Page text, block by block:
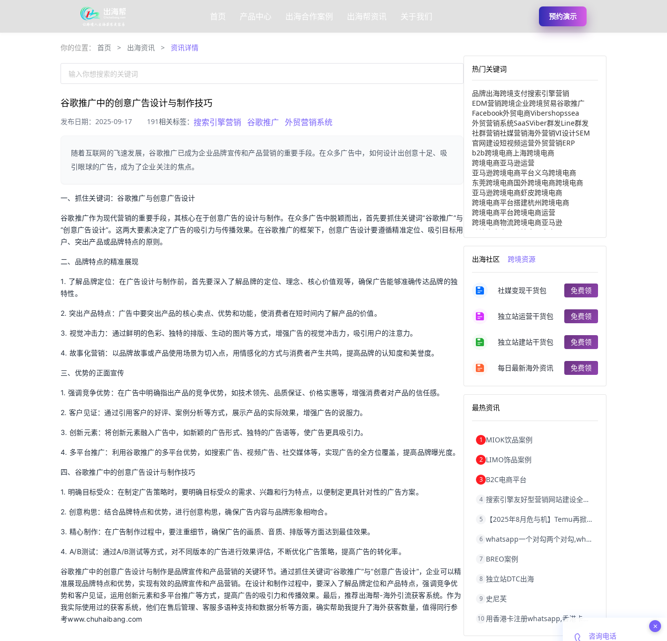
首页 产品中心 出海合作案例 出海帮资讯 关于我们 预约演示
你的位置： 首页 > 出海资讯 > 资讯详情
输入你想搜索的关键词
谷歌推广中的创意广告设计与制作技巧
发布日期：2025-09-17 191相关标签： 搜索引擎营销 谷歌推广 外贸营销系统
随着互联网的飞速发展，谷歌推广已成为企业品牌宣传和产品营销的重要手段。在众多广告中，如何设计出创意十足、吸
引眼球的广告，成为了企业关注的焦点。
一、抓住关键词：谷歌推广与创意广告设计
谷歌推广作为现代营销的重要手段，其核心在于创意广告的设计与制作。在众多广告中脱颖而出，首先要抓住关键词“谷歌推广”与
“创意广告设计”。这两大要素决定了广告的吸引力与传播效果。在谷歌推广的框架下，创意广告设计要遵循精准定位、吸引目标用
户、突出产品或品牌特点的原则。
二、品牌特点的精准展现
1. 了解品牌定位：在广告设计与制作前，首先要深入了解品牌的定位、理念、核心价值观等，确保广告能够准确传达品牌的独
特性。
2. 突出产品特点：广告中要突出产品的核心卖点、优势和功能，使消费者在短时间内了解产品的价值。
3. 视觉冲击力：通过鲜明的色彩、独特的排版、生动的图片等方式，增强广告的视觉冲击力，吸引用户的注意力。
4. 故事化营销：以品牌故事或产品使用场景为切入点，用情感化的方式与消费者产生共鸣，提高品牌的认知度和美誉度。
三、优势的正面宣传
1. 强调竞争优势：在广告中明确指出产品的竞争优势，如技术领先、品质保证、价格实惠等，增强消费者对产品的信任感。
2. 客户见证：通过引用客户的好评、案例分析等方式，展示产品的实际效果，增强广告的说服力。
3. 创新元素：将创新元素融入广告中，如新颖的广告形式、独特的广告语等，使广告更具吸引力。
4. 多平台推广：利用谷歌推广的多平台优势，如搜索广告、视频广告、社交媒体等，实现广告的全方位覆盖，提高品牌曝光度。
四、谷歌推广中的创意广告设计与制作技巧
1. 明确目标受众：在制定广告策略时，要明确目标受众的需求、兴趣和行为特点，以便制定更具针对性的广告方案。
2. 创意构思：结合品牌特点和优势，进行创意构思，确保广告内容与品牌形象相吻合。
3. 精心制作：在广告制作过程中，要注重细节，确保广告的画质、音质、排版等方面达到最佳效果。
4. A/B测试：通过A/B测试等方式，对不同版本的广告进行效果评估，不断优化广告策略，提高广告的转化率。
谷歌推广中的创意广告设计与制作是品牌宣传和产品营销的关键环节。通过抓住关键词“谷歌推广”与“创意广告设计”，企业可以精
准展现品牌特点和优势，实现有效的品牌宣传和产品营销。在设计和制作过程中，要深入了解品牌定位和产品特点，强调竞争优
势和客户见证，运用创新元素和多平台推广等方式，提高广告的吸引力和传播效果。最后，推荐出海帮-海外引流获客系统。作为
我实际使用过的获客系统，他们在售后管理、客服多语种支持和数据分析等方面，确实帮助我提升了海外获客数量，值得同行参
考www.chuhaibang.com
热门关键词
品牌出海跨境支付搜索引擎营销
EDM营销跨境企业跨境贸易谷歌推广
Facebook外贸电商Vibershopssea
外贸营销系统SaaSViber群发Line群发
社群营销社媒营销海外营销VI设计SEM
官网建设短视频运营外贸营销ERP
b2b跨境电商 上海跨境电商
跨境电商亚马逊运营
亚马逊跨境电商平台义乌跨境电商
东莞跨境电商国外跨境电商跨境电商
亚马逊跨境电商虾皮跨境电商
跨境电商平台搭建杭州跨境电商
跨境电商平台跨境电商运营
跨境电商物流跨境电商亚马逊
跨境电商产品
跨境出口电商
跨境电商分析进口跨境电商
跨境电商服务广州跨境电商
跨境电商注册跨境电商开店
跨境电商商品个人跨境电商
跨境电商案例国内跨境电商
郑州跨境电商跨境电商趋势
阿里跨境电商
跨境电商费用美国跨境电商
跨境电商教程
独立站跨境电商跨境电商独立站
跨境电商erp西安跨境电商
沈阳跨境电商跨境电商服务平台
跨境电商网店跨境电商物流模式
跨境电商结算浙江跨境电商
跨境电商优势跨境电商的优势seo运营
whatsapp群发
出海社区 跨境资源
社媒变现干货包 免费领
独立站运营干货包 免费领
独立站建站干货包 免费领
每日最新海外资讯 免费领
最热资讯
1 MIOK饮品案例
2 LIMO饰品案例
3 B2C电商平台
4 搜索引擎友好型营销网站建设全攻略
5 【2025年8月危与机】Temu再掀封店风暴，独立站才是跨境卖家的避险通道
6 whatsapp一个对勾两个对勾,whatsapp对勾代表什么意思
7 BREO案例
8 独立站DTC出海
9 史尼芙
10
×
咨询电话